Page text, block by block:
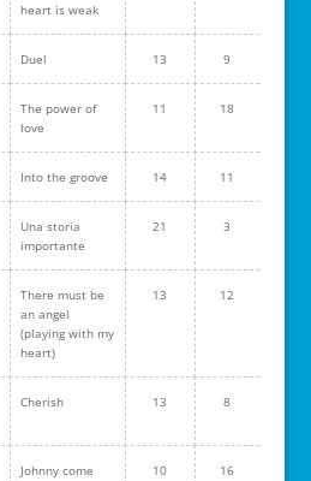
heart is weak
Duel 13 9
The power of
love
11 18
Into the groove 14 11
Una storia
importante
21 3
There must be
an angel
(playing with my
heart)
13 12
Cherish 13 8
Johnny come
10 16